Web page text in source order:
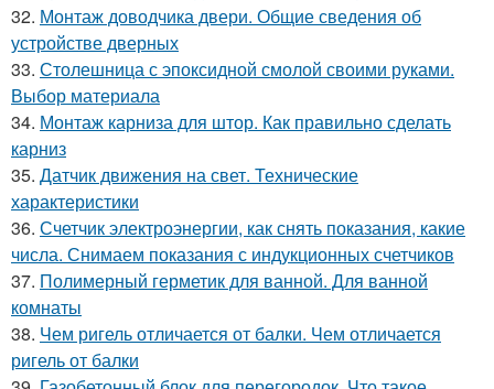
32. Монтаж доводчика двери. Общие сведения об
устройстве дверных
33. Столешница с эпоксидной смолой своими руками.
Выбор материала
34. Монтаж карниза для штор. Как правильно сделать
карниз
35. Датчик движения на свет. Технические
характеристики
36. Счетчик электроэнергии, как снять показания, какие
числа. Снимаем показания с индукционных счетчиков
37. Полимерный герметик для ванной. Для ванной
комнаты
38. Чем ригель отличается от балки. Чем отличается
ригель от балки